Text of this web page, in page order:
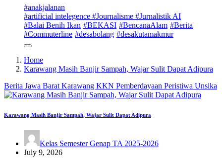
#anakjalanan
#artificial intelegence #Journalisme #Jurnalistik AI
#Balai Benih Ikan #BEKASI #BencanaAlam #Berita
#Commuterline #desabolang #desakutamakmur
Home
Karawang Masih Banjir Sampah, Wajar Sulit Dapat Adipura
Berita Jawa Barat Karawang KKN Pemberdayaan Peristiwa Unsika
Karawang Masih Banjir Sampah, Wajar Sulit Dapat Adipura
Kelas Semester Genap TA 2025-2026
July 9, 2026